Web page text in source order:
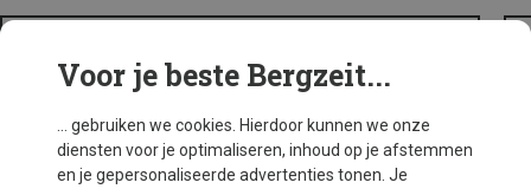
Voor je beste Bergzeit...
... gebruiken we cookies. Hierdoor kunnen we onze
diensten voor je optimaliseren, inhoud op je afstemmen
en je gepersonaliseerde advertenties tonen. Je